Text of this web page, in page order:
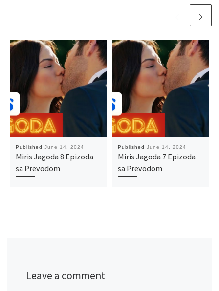
Published June 14, 2024
Miris Jagoda 8 Epizoda
sa Prevodom
Published June 14, 2024
Miris Jagoda 7 Epizoda
sa Prevodom
Leave a comment